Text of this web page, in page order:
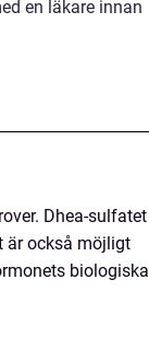
en läkare innan
Dhea-sulfatet
är också möjligt
biologiska